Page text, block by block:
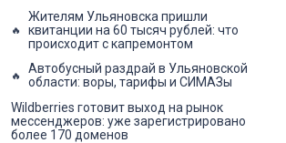
Жителям Ульяновска пришли
квитанции на 60 тысяч рублей: что
происходит с капремонтом
Автобусный раздрай в Ульяновской
области: воры, тарифы и СИМАЗы
Wildberries готовит выход на рынок
мессенджеров: уже зарегистрировано
более 170 доменов